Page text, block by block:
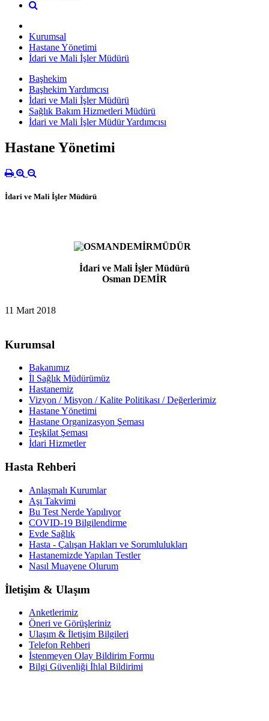
Kurumsal
Hastane Yönetimi
İdari ve Mali İşler Müdürü
Başhekim
Başhekim Yardımcısı
İdari ve Mali İşler Müdürü
Sağlık Bakım Hizmetleri Müdürü
İdari ve Mali İşler Müdür Yardımcısı
Hastane Yönetimi
İdari ve Mali İşler Müdürü
İdari ve Mali İşler Müdürü
Osman DEMİR
11 Mart 2018
Kurumsal
Bakanımız
İl Sağlık Müdürümüz
Hastanemiz
Vizyon / Misyon / Kalite Politikası / Değerlerimiz
Hastane Yönetimi
Hastane Organizasyon Şeması
Teşkilat Şeması
İdari Hizmetler
Hasta Rehberi
Anlaşmalı Kurumlar
Aşı Takvimi
Bu Test Nerde Yapılıyor
COVID-19 Bilgilendirme
Evde Sağlık
Hasta - Çalışan Hakları ve Sorumlulukları
Hastanemizde Yapılan Testler
Nasıl Muayene Olurum
İletişim & Ulaşım
Anketlerimiz
Öneri ve Görüşleriniz
Ulaşım & İletişim Bilgileri
Telefon Rehberi
İstenmeyen Olay Bildirim Formu
Bilgi Güvenliği İhlal Bildirimi